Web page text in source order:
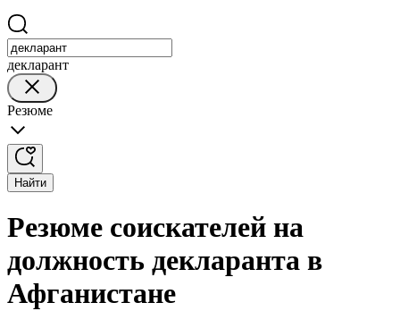
декларант
Резюме
Найти
Резюме соискателей на
должность декларанта в
Афганистане